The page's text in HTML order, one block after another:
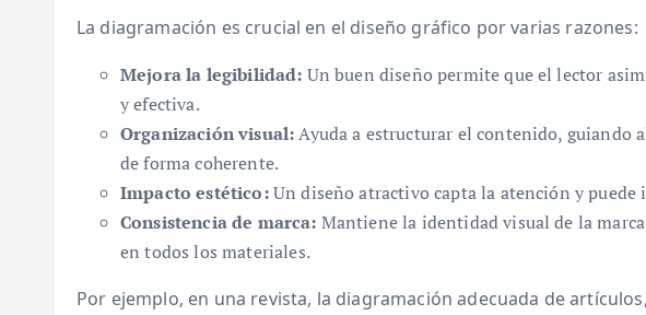
La diagramación es crucial en el diseño gráfico por varias razones:
Mejora la legibilidad: Un buen diseño permite que el lector
y efectiva.
Organización visual:Ayuda a estructurar el contenido, guiando
de forma coherente.
Impacto estético:Un diseño atractivo capta la atención y
Consistencia de marca: Mantiene la identidad visual de la
en todos los materiales.
Por ejemplo, en una revista, la diagramación adecuada de